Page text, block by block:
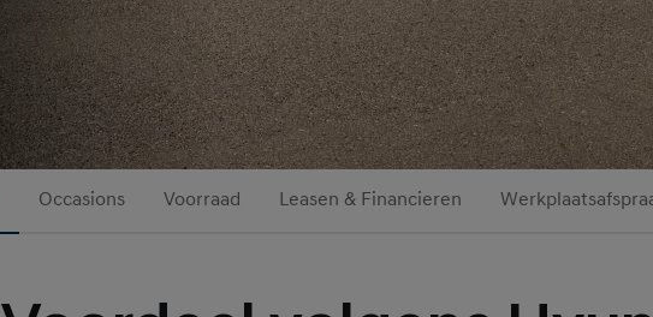
Occasions Voorraad Leasen & Financieren